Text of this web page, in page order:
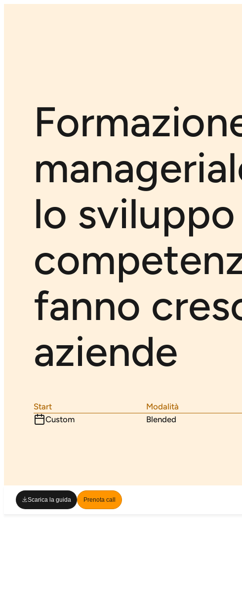
lo
fanno
aziende
Start
Custom
Modalità
Blended
Scarica la guida
Scarica la guida
Prenota call
Prenota call